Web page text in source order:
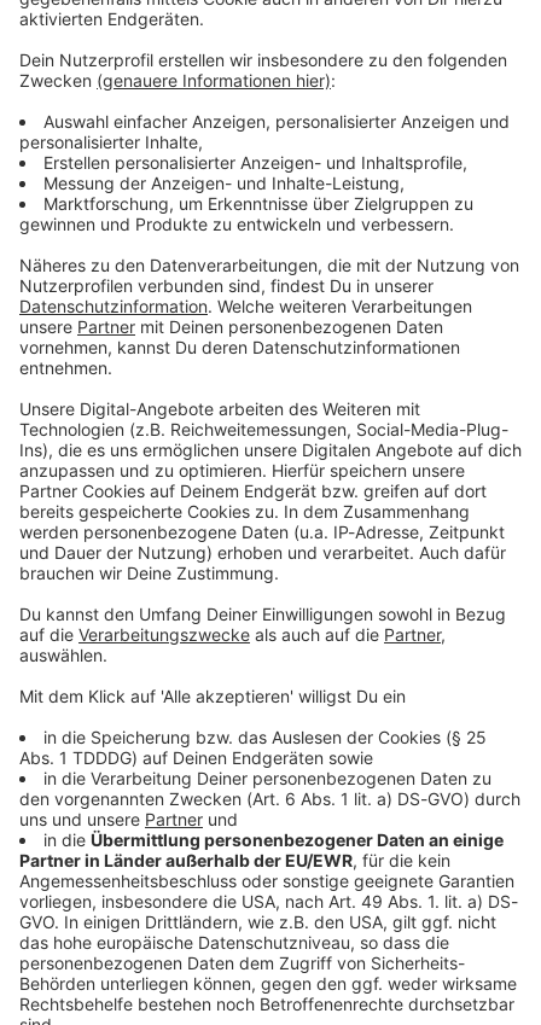
Verpass' nichts mehr - mit unserem kostenlosen
ANTENNE BAYERN Newsletter. Ob Nachrichten,
Lifestyle oder unsere neuesten Aktionen - wir
informieren dich.
Zum Newsletter anmelden
Du möchtest uns etwas sagen?
Studio Hotline
Kontaktformular
Sprachnachricht
© dpa-infocom, dpa:260217-930-696779/5
Bayern